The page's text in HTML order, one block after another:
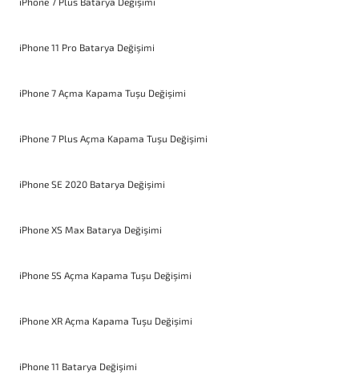
iPhone 11 Pro Batarya Değişimi
iPhone 7 Açma Kapama Tuşu Değişimi
iPhone 7 Plus Açma Kapama Tuşu Değişimi
iPhone SE 2020 Batarya Değişimi
iPhone XS Max Batarya Değişimi
iPhone 5S Açma Kapama Tuşu Değişimi
iPhone XR Açma Kapama Tuşu Değişimi
iPhone 11 Batarya Değişimi